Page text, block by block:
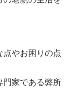
やお困りの点
門家である弊所